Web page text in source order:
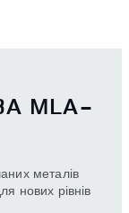
MLA-
металів
нових рівнів